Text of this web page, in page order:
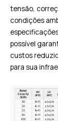
tensão,
condições
possível
custos
para sua